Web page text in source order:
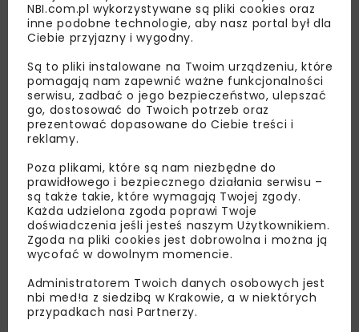
Lubisz wiedzieć więcej?
Zapisz się do newslettera aby otrzymywać od
nas najlepsze informacje branżowe,
zaproszenia na wydarzenia, atrakcyjne oferty i
dedykowane akcje specjalne.
NBI.com.pl wykorzystywane są pliki cookies oraz
inne podobne technologie, aby nasz portal był dla
Ciebie przyjazny i wygodny.
Są to pliki instalowane na Twoim urządzeniu, które
pomagają nam zapewnić ważne funkcjonalności
serwisu, zadbać o jego bezpieczeństwo, ulepszać
go, dostosować do Twoich potrzeb oraz
prezentować dopasowane do Ciebie treści i
reklamy.
Poza plikami, które są nam niezbędne do
prawidłowego i bezpiecznego działania serwisu –
są także takie, które wymagają Twojej zgody.
Każda udzielona zgoda poprawi Twoje
doświadczenia jeśli jesteś naszym Użytkownikiem.
Zgoda na pliki cookies jest dobrowolna i można ją
wycofać w dowolnym momencie.
Administratorem Twoich danych osobowych jest
nbi med!a z siedzibą w Krakowie, a w niektórych
przypadkach nasi Partnerzy.